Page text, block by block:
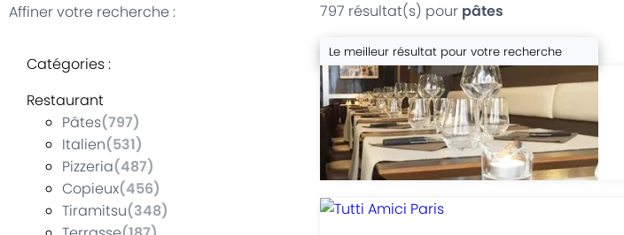
Affiner votre recherche: 797 résultat(s) pour pâtes
Catégories:
Restaurant
Pâtes(797)
Italien(531)
Pizzeria(487)
Copieux(456)
Tiramitsu(348)
Le meilleur résultat pour votre recherche